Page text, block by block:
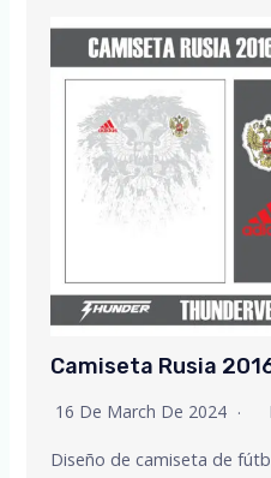
Camiseta Rusia
16 De March De 2024
Diseño de camiseta de